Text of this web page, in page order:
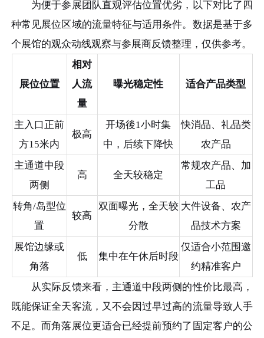
为便于参展团队直观评估位置优劣，以下对比了四
种常见展位区域的流量特征与适用条件。数据是基于多
个展馆的观众动线观察与参展商反馈整理，仅供参考。
展位位置
相对
人流
量
曝光稳定性 适合产品类型
主入口正前
方15米内
极高
开场後1小时集
中，后续下降快
快消品、礼品类
农产品
主通道中段
两侧
高 全天较稳定
常规农产品、加
工品
转角/岛型位
置
较高
双面曝光，全天较
分散
大件设备、农产
品技术方案
展馆边缘或
角落
低 集中在午休后时段
仅适合小范围邀
约精准客户
从实际反馈来看，主通道中段两侧的性价比最高，
既能保证全天客流，又不会因过早过高的流量导致人手
不足。而角落展位更适合已经提前预约了固定客户的公